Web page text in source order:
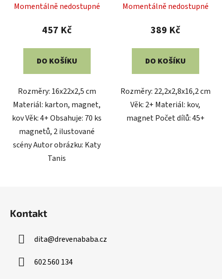
Momentálně nedostupné
457 Kč
DO KOŠÍKU
Rozměry: 16x22x2,5 cm
Materiál: karton, magnet,
kov Věk: 4+ Obsahuje: 70 ks
magnetů, 2 ilustované
scény Autor obrázku: Katy
Tanis
Momentálně nedostupné
389 Kč
DO KOŠÍKU
Rozměry: 22,2x2,8x16,2 cm
Věk: 2+ Materiál: kov,
magnet Počet dílů: 45+
Kontakt
dita@drevenababa.cz
602 560 134